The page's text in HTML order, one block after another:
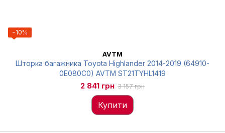
−10%
AVTM
Шторка багажника Toyota Highlander 2014-2019 (64910-
0E080C0) AVTM ST21TYHL1419
2 841 грн 3 157 грн
Купити